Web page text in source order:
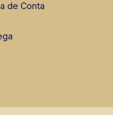
de Conta